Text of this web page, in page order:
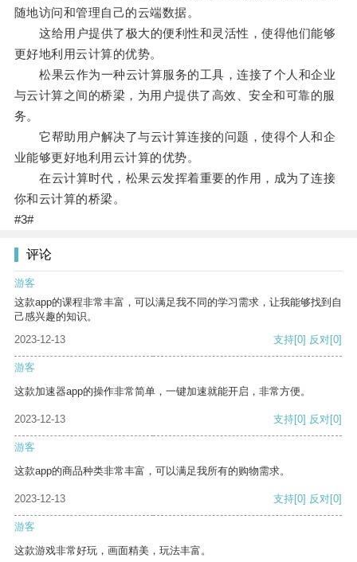
随地访问和管理自己的云端数据。
这给用户提供了极大的便利性和灵活性，使得他们能够
更好地利用云计算的优势。
松果云作为一种云计算服务的工具，连接了个人和企业
与云计算之间的桥梁，为用户提供了高效、安全和可靠的服
务。
它帮助用户解决了与云计算连接的问题，使得个人和企
业能够更好地利用云计算的优势。
在云计算时代，松果云发挥着重要的作用，成为了连接
你和云计算的桥梁。
#3#
评论
游客
这款app的课程非常丰富，可以满足我不同的学习需求，让我能够找到自
己感兴趣的知识。
2023-12-13
支持[0] 反对[0]
游客
这款加速器app的操作非常简单，一键加速就能开启，非常方便。
2023-12-13 支持[0] 反对[0]
游客
这款app的商品种类非常丰富，可以满足我所有的购物需求。
2023-12-13 支持[0] 反对[0]
游客
这款游戏非常好玩，画面精美，玩法丰富。